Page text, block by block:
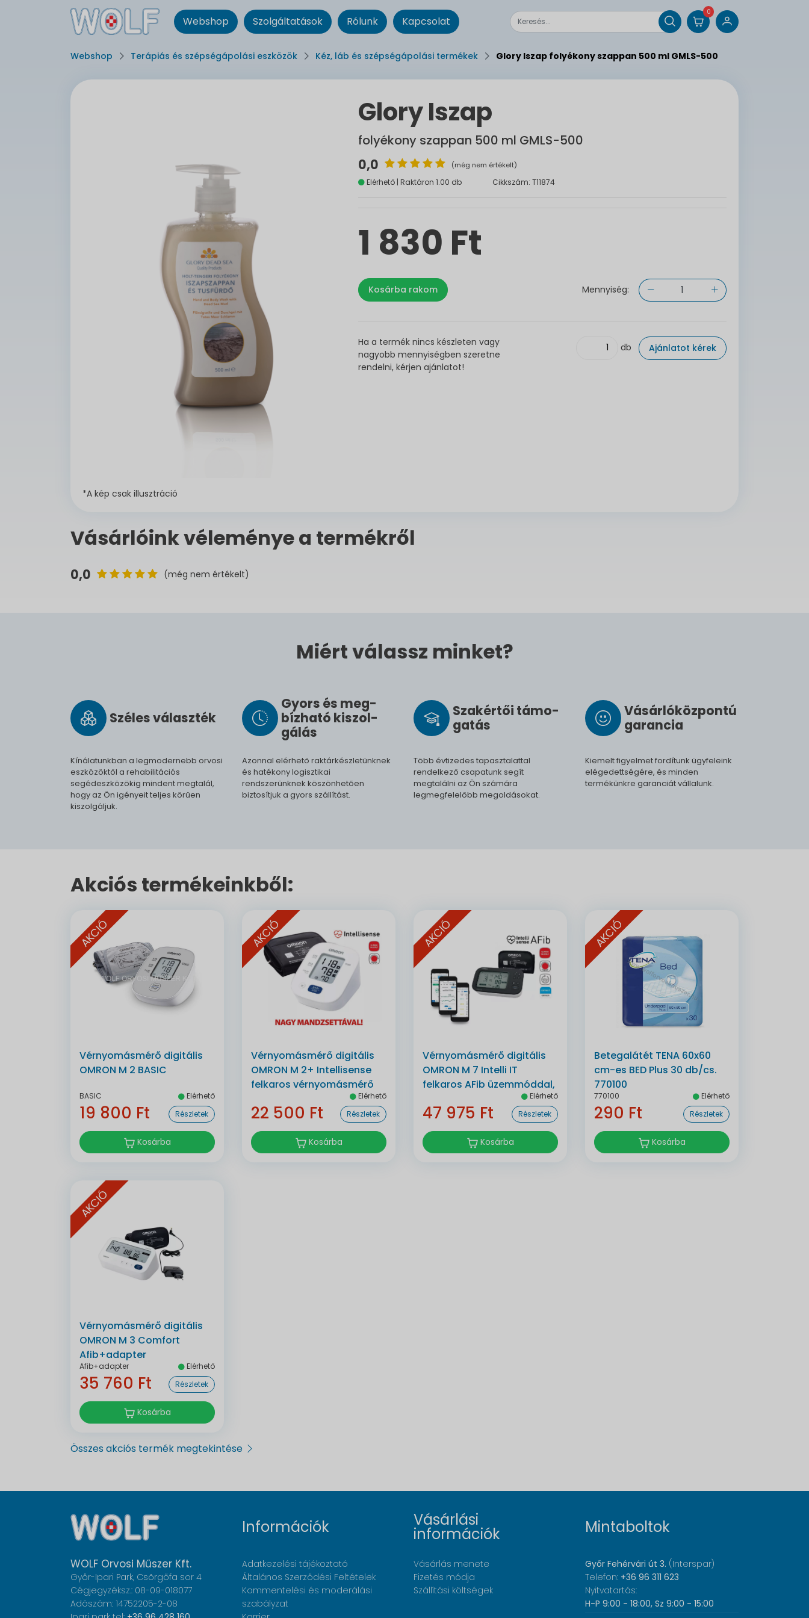
0
Webshop Szolgáltatások Rólunk Kapcsolat
Webshop Terápiás és szépségápolási eszközök Kéz, láb és szépségápolási termékek Glory Iszap folyékony szappan 500 ml GMLS-500
*A kép csak illusztráció
Glory Iszap
folyékony szappan 500 ml GMLS-500
0,0 (még nem értékelt)
Elérhető | Raktáron 1.00 db Cikkszám: T11874
1 830 Ft
Mennyiség:
Ha a termék nincs készleten vagy
nagyobb mennyiségben szeretne
rendelni, kérjen ajánlatot!
db Ajánlatot kérek
Vásárlóink véleménye a termékről
0,0 (még nem értékelt)
Miért válassz minket?
Széles vá­lasz­ték
Kínálatunkban a legmodernebb orvosi
eszközöktől a rehabilitációs
segédeszközökig mindent megtalál,
hogy az Ön igényeit teljes körűen
kiszolgáljuk.
Gyors és meg­
bíz­ha­tó ki­szol­
gál­ás
Azonnal elérhető raktárkészletünknek
és hatékony logisztikai
rendszerünknek köszönhetően
biztosítjuk a gyors szállítást.
Szak­értői tá­mo­
ga­tás
Több évtizedes tapasztalattal
rendelkező csapatunk segít
megtalálni az Ön számára
legmegfelelőbb megoldásokat.
Vásárló­köz­pontú
ga­ran­cia
Kiemelt figyelmet fordítunk ügyfeleink
elégedettségére, és minden
termékünkre garanciát vállalunk.
Akciós termékeinkből:
AKCIÓ
Vérnyomásmérő digitális
OMRON M 2 BASIC
BASIC Elérhető
19 800 Ft Részletek
Kosárba
AKCIÓ
Vérnyomásmérő digitális
OMRON M 2+ Intellisense
felkaros vérnyomásmérő
Elérhető
22 500 Ft Részletek
Kosárba
AKCIÓ
Vérnyomásmérő digitális
OMRON M 7 Intelli IT
felkaros AFib üzemmóddal,
bluetoothos automataElérhető
47 975 Ft Részletek
Kosárba
AKCIÓ
Betegalátét TENA 60x60
cm-es BED Plus 30 db/cs.
770100
770100 Elérhető
290 Ft Részletek
Kosárba
AKCIÓ
Vérnyomásmérő digitális
OMRON M 3 Comfort
Afib+adapter
Afib+adapter Elérhető
35 760 Ft Részletek
Kosárba
Összes akciós termék megtekintése
WOLF Orvosi Műszer Kft.
Győr-Ipari Park, Csörgőfa sor 4
Cégjegyzéksz.: 08-09-018077
Adószám: 14752205-2-08
Információk
Adatkezelési tájékoztató
Általános Szerződési Feltételek
Kommentelési és moderálási
szabályzat
Vásárlási
információk
Vásárlás menete
Fizetés módja
Szállítási költségek
Mintaboltok
Győr Fehérvári út 3. (Interspar)
Telefon: +36 96 311 623
Nyitvatartás:
H-P 9:00 - 18:00, Sz 9:00 - 15:00